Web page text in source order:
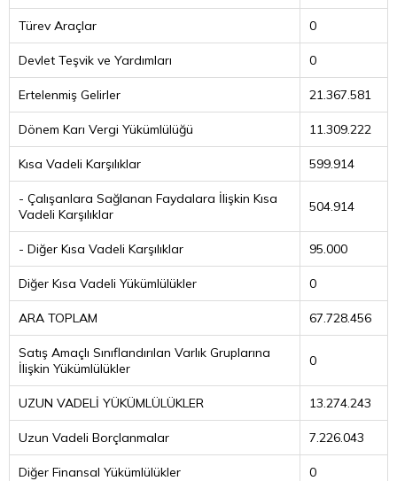
Türev Araçlar 0
Devlet Teşvik ve Yardımları 0
Ertelenmiş Gelirler 21.367.581
Dönem Karı Vergi Yükümlülüğü 11.309.222
Kısa Vadeli Karşılıklar 599.914
- Çalışanlara Sağlanan Faydalara İlişkin Kısa
Vadeli Karşılıklar
504.914
- Diğer Kısa Vadeli Karşılıklar 95.000
Diğer Kısa Vadeli Yükümlülükler 0
ARA TOPLAM 67.728.456
Satış Amaçlı Sınıflandırılan Varlık Gruplarına
İlişkin Yükümlülükler
0
UZUN VADELİ YÜKÜMLÜLÜKLER 13.274.243
Uzun Vadeli Borçlanmalar 7.226.043
Diğer Finansal Yükümlülükler 0